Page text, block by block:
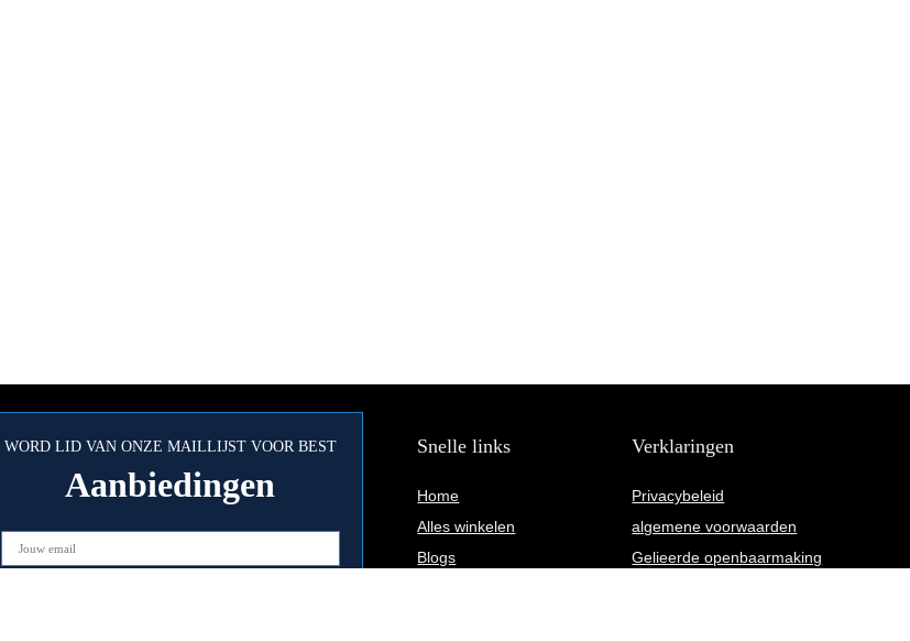
WORD LID VAN ONZE MAILLIJST VOOR BEST
Aanbiedingen
Snelle links
Home
Alles winkelen
Blogs
Verklaringen
Privacybeleid
algemene voorwaarden
Gelieerde openbaarmaking